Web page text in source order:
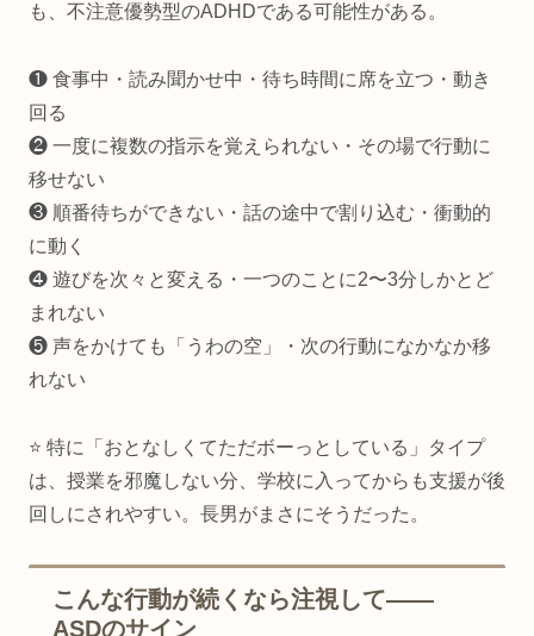
も、不注意優勢型のADHDである可能性がある。
❶ 食事中・読み聞かせ中・待ち時間に席を立つ・動き
回る
❷ 一度に複数の指示を覚えられない・その場で行動に
移せない
❸ 順番待ちができない・話の途中で割り込む・衝動的
に動く
❹ 遊びを次々と変える・一つのことに2〜3分しかとど
まれない
❺ 声をかけても「うわの空」・次の行動になかなか移
れない
⭐ 特に「おとなしくてただボーっとしている」タイプ
は、授業を邪魔しない分、学校に入ってからも支援が後
回しにされやすい。長男がまさにそうだった。
こんな行動が続くなら注視して——
ASDのサイン